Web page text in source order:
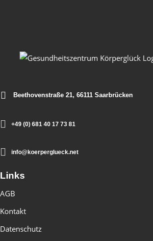
Beethovenstraße 21, 66111 Saarbrücken
+49 (0) 681 40 17 73 81
info@koerperglueck.net
Links
AGB
Kontakt
Datenschutz